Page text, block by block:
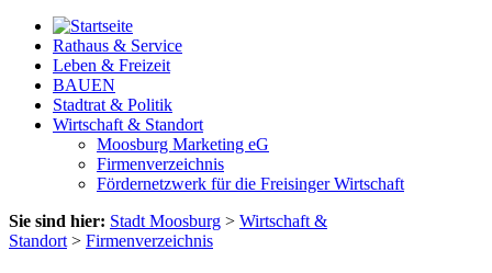
Rathaus & Service
Leben & Freizeit
BAUEN
Stadtrat & Politik
Wirtschaft & Standort
Moosburg Marketing eG
Firmenverzeichnis
Fördernetzwerk für die Freisinger Wirtschaft
Sie sind hier: Stadt Moosburg > Wirtschaft &
Standort > Firmenverzeichnis